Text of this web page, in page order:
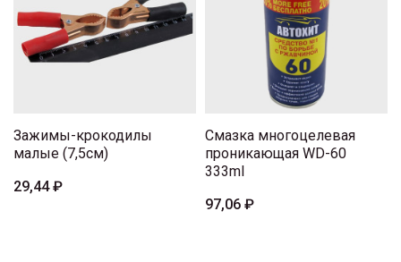
Зажимы-крокодилы
малые (7,5см)
29,44 ₽
Смазка многоцелевая
проникающая WD-60
333ml
97,06 ₽